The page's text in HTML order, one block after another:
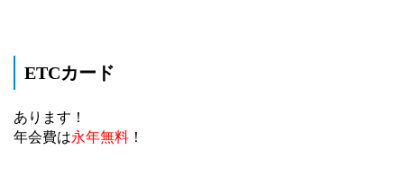
ETCカード
あります！
年会費は永年無料 ！